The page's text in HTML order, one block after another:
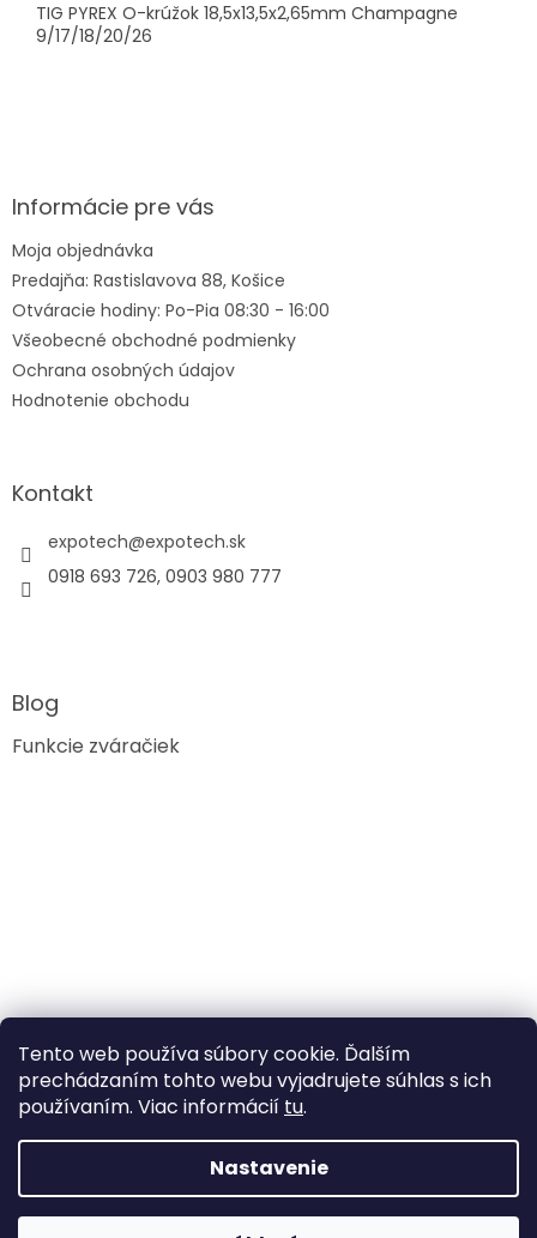
Tento web používa súbory cookie. Ďalším
prechádzaním tohto webu vyjadrujete súhlas s ich
používaním. Viac informácií tu.
Nastavenie
TIG PYREX O-krúžok 18,5x13,5x2,65mm Champagne
9/17/18/20/26
ä
e
Informácie pre vás
Moja objednávka
Predajňa: Rastislavova 88, Košice
Otváracie hodiny: Po-Pia 08:30 - 16:00
Všeobecné obchodné podmienky
Ochrana osobných údajov
Hodnotenie obchodu
Kontakt
expotech@expotech.sk
0918 693 726, 0903 980 777
Blog
Funkcie zváračiek
Vytvoril Shoptet